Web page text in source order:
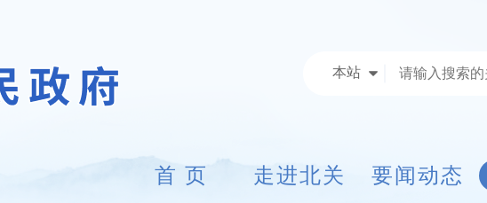
本站
首 页 走进北关 要闻动态